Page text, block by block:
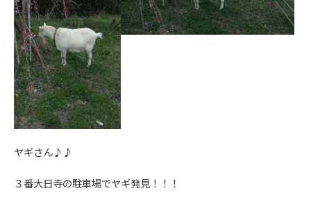
ヤギさん♪♪
３番大日寺の駐車場でヤギ発見！！！